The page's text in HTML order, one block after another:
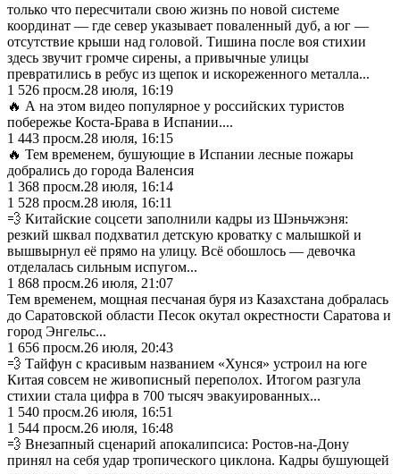
только что пересчитали свою жизнь по новой системе
координат — где север указывает поваленный дуб, а юг —
отсутствие крыши над головой. Тишина после воя стихии
здесь звучит громче сирены, а привычные улицы
превратились в ребус из щепок и искореженного металла...
1 526 просм.28 июля, 16:19
🔥 А на этом видео популярное у российских туристов
побережье Коста-Брава в Испании....
1 443 просм.28 июля, 16:15
🔥 Тем временем, бушующие в Испании лесные пожары
добрались до города Валенсия
1 368 просм.28 июля, 16:14
1 528 просм.28 июля, 16:11
💨 Китайские соцсети заполнили кадры из Шэньчжэня:
резкий шквал подхватил детскую кроватку с малышкой и
вышвырнул её прямо на улицу. Всё обошлось — девочка
отделалась сильным испугом...
1 868 просм.26 июля, 21:07
Тем временем, мощная песчаная буря из Казахстана добралась
до Саратовской области Песок окутал окрестности Саратова и
город Энгельс...
1 656 просм.26 июля, 20:43
💨 Тайфун с красивым названием «Хунся» устроил на юге
Китая совсем не живописный переполох. Итогом разгула
стихии стала цифра в 700 тысяч эвакуированных...
1 540 просм.26 июля, 16:51
1 544 просм.26 июля, 16:48
💨 Внезапный сценарий апокалипсиса: Ростов-на-Дону
принял на себя удар тропического циклона. Кадры бушующей